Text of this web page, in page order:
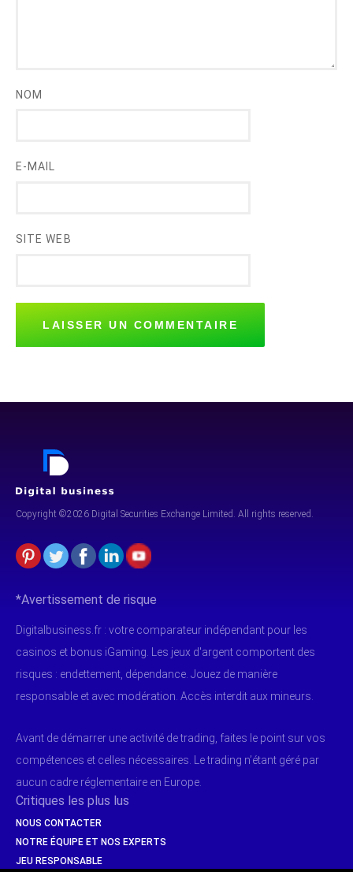
NOM
E-MAIL
SITE WEB
Copyright ©2026 Digital Securities Exchange Limited. All rights reserved.
*Avertissement de risque
Digitalbusiness.fr : votre comparateur indépendant pour les
casinos et bonus iGaming. Les jeux d'argent comportent des
risques : endettement, dépendance. Jouez de manière
responsable et avec modération. Accès interdit aux mineurs.
Avant de démarrer une activité de trading, faites le point sur vos
compétences et celles nécessaires. Le trading n’étant géré par
aucun cadre réglementaire en Europe.
Critiques les plus lus
NOUS CONTACTER
NOTRE ÉQUIPE ET NOS EXPERTS
JEU RESPONSABLE